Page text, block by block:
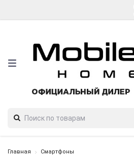
Главная Смартфоны